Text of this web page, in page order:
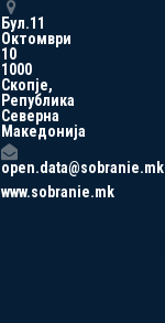
Бул.11
Октомври
10
1000
Скопје,
Република
Северна
Македонија
open.data@sobranie.mk
www.sobranie.mk